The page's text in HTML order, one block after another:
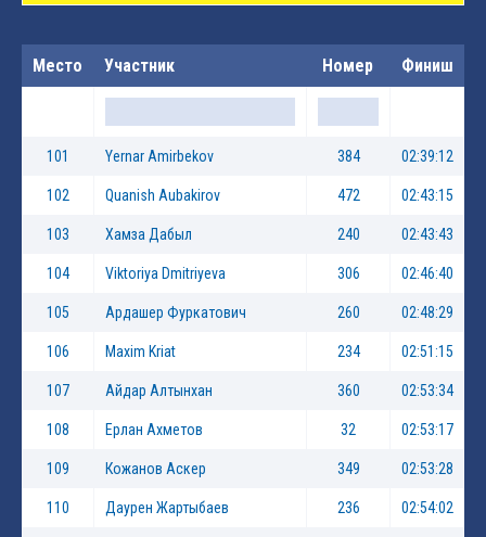
Место Участник Номер Финиш
101 Yernar Amirbekov 384 02:39:12
102 Quanish Aubakirov 472 02:43:15
103 Хамза Дабыл 240 02:43:43
104 Viktoriya Dmitriyeva 306 02:46:40
105 Ардашер Фуркатович 260 02:48:29
106 Maxim Kriat 234 02:51:15
107 Айдар Алтынхан 360 02:53:34
108 Ерлан Ахметов 32 02:53:17
109 Кожанов Аскер 349 02:53:28
110 Даурен Жартыбаев 236 02:54:02